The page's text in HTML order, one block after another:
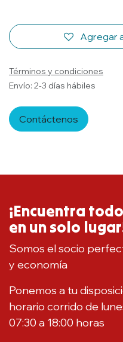
Agregar
Términos y condiciones
Envío: 2-3 días hábiles
Contáctenos
¡Encuentra
en un solo
Somos el socio
y economía
Ponemos a tu
horario corrido de
07:30 a 18:00 horas